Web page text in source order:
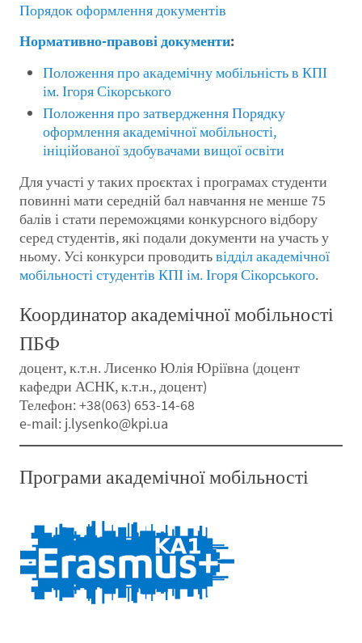
Порядок оформлення документів
Нормативно-правові документи:
Положення про академічну мобільність в КПІ
ім. Ігоря Сікорського
Положення про затвердження Порядку
оформлення академічної мобільності,
ініційованої здобувачами вищої освіти
Для участі у таких проєктах і програмах студенти
повинні мати середній бал навчання не менше 75
балів і стати переможцями конкурсного відбору
серед студентів, які подали документи на участь у
ньому. Усі конкурси проводитьвідділ академічної
мобільності студентів КПІ ім. Ігоря Сікорського.
Координатор академічної мобільності
ПБФ
доцент, к.т.н. Лисенко Юлія Юріївна (доцент
кафедри АСНК, к.т.н., доцент)
Телефон: +38(063) 653-14-68
e-mail: j.lysenko@kpi.ua
Програми академічної мобільності